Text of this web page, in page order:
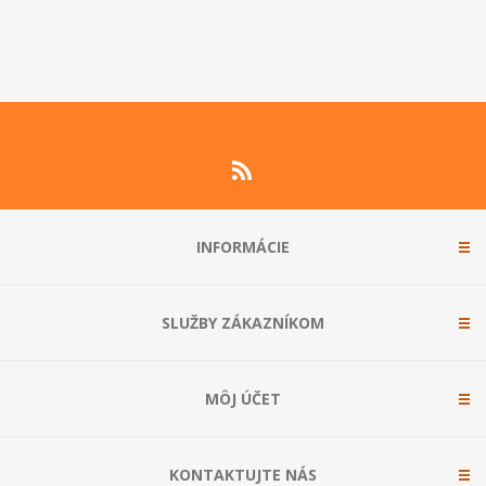
INFORMÁCIE
SLUŽBY ZÁKAZNÍKOM
MÔJ ÚČET
KONTAKTUJTE NÁS